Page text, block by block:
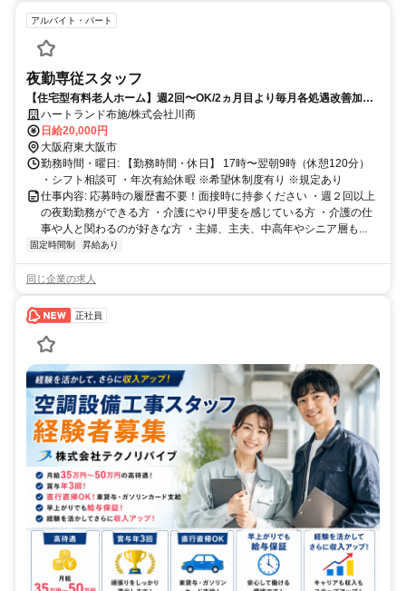
アルバイト・パート
夜勤専従スタッフ
【住宅型有料老人ホーム】週2回〜OK/2ヵ月目より毎月各処遇改善加算
金を支給！
ハートランド布施/株式会社川商
日給20,000円
大阪府東大阪市
勤務時間・曜日: 【勤務時間・休日】 17時〜翌朝9時（休憩120分）
・シフト相談可 ・年次有給休暇 ※希望休制度有り ※規定あり
仕事内容: 応募時の履歴書不要！面接時に持参ください ・週２回以上
の夜勤勤務ができる方 ・介護にやり甲斐を感じている方 ・介護の仕
事や人と関わるのが好きな方 ・主婦、主夫、中高年やシニア層も...
固定時間制 昇給あり
同じ企業の求人
正社員